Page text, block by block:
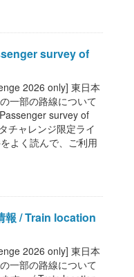
survey of
2026 only] 東日本
一部の路線について
survey of
チャレンジ限定ライ
よく読んで、ご利用
報 / Train location
2026 only] 東日本
一部の路線について